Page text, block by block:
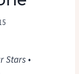
Stars •